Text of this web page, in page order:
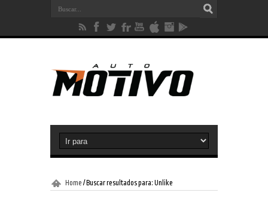
Home / Buscar resultados para: Unlike